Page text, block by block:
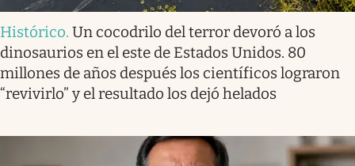
Histórico. Un cocodrilo del terror devoró a los
dinosaurios en el este de Estados Unidos. 80
millones de años después los científicos lograron
“revivirlo” y el resultado los dejó helados